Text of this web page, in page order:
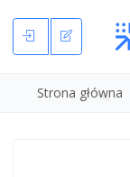
Strona główna